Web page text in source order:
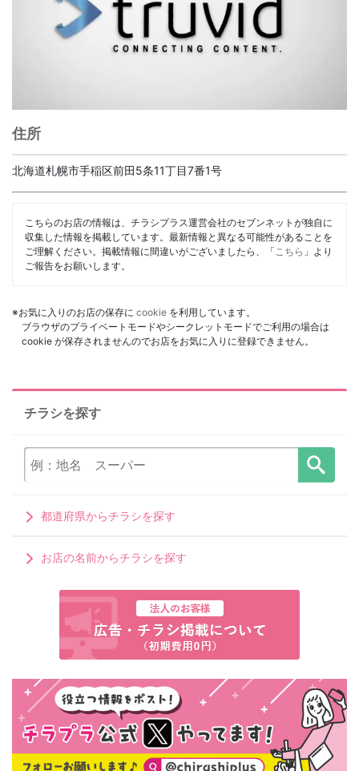
住所
北海道札幌市手稲区前田5条11丁目7番1号
こちらのお店の情報は、チラシプラス運営会社のセブンネットが独自に
収集した情報を掲載しています。最新情報と異なる可能性があることを
ご理解ください。掲載情報に間違いがございましたら、「 こちら 」より
ご報告をお願いします。
※お気に入りのお店の保存に cookie を利用しています。
ブラウザのプライベートモードやシークレットモードでご利用の場合は
cookie が保存されませんのでお店をお気に入りに登録できません。
チラシを探す
都道府県からチラシを探す
お店の名前からチラシを探す